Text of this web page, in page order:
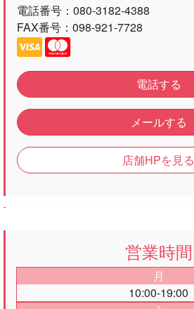
電話番号： 080-3182-4388
FAX番号：098-921-7728
電話する
メールする
店舗HPを見る
営業時間
月
10:00-19:00